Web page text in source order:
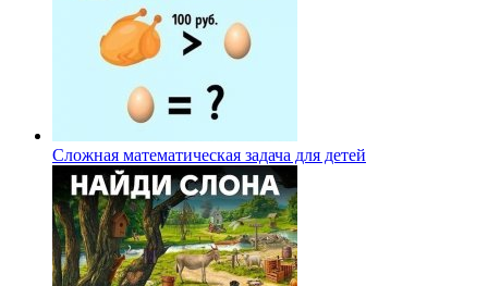
Сложная математическая задача для детей